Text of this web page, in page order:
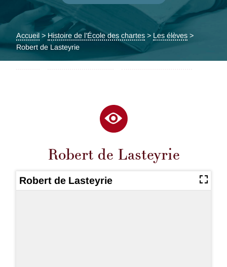
Expositions
ThENC@
Accueil > Histoire de l’École des chartes > Les élèves >
Robert de Lasteyrie
Robert de Lasteyrie
Robert de Lasteyrie